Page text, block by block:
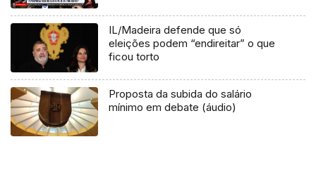
IL/Madeira defende que só
eleições podem “endireitar” o que
ficou torto
Proposta da subida do salário
mínimo em debate (áudio)